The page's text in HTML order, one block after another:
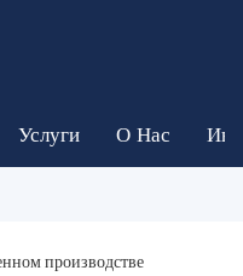
Услуги О Нас
производстве